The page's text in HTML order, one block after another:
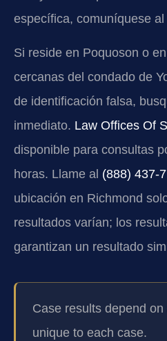
específica, comuníquese
Si reside en Poquoson o
cercanas del condado de
de identificación falsa,
inmediato. Law Offices Of
disponible para consultas
horas. Llame al (888) 437-
ubicación en Richmond
resultados varían; los
garantizan un resultado
Case results depend
unique to each case.